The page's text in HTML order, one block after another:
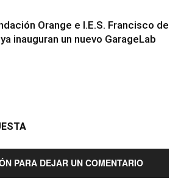
Orange e I.E.S. Francisco de
inauguran un nuevo GarageLab
PARA DEJAR UN COMENTARIO